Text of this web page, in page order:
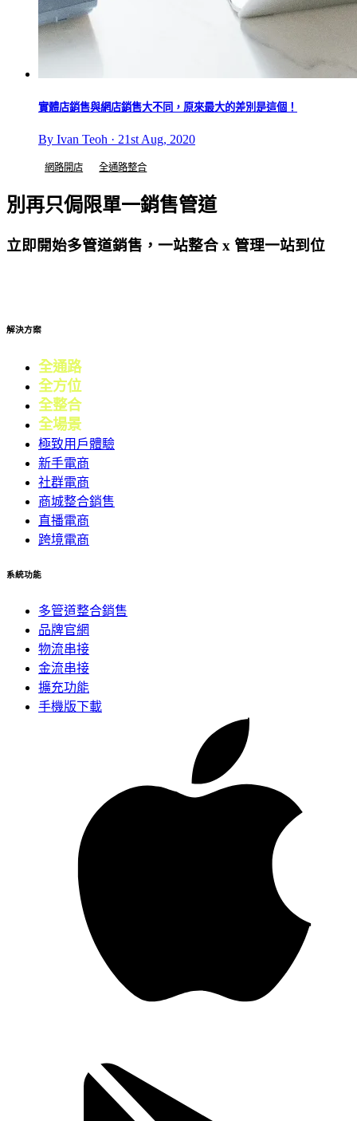
實體店銷售與網店銷售大不同，原來最大的差別是這個！
By Ivan Teoh · 21st Aug, 2020
網路開店 全通路整合
別再只侷限單一銷售管道
立即開始多管道銷售，一站整合 x 管理一站到位
解決方案
全通路電商
全方位零售
全整合行銷
全場景
極致用戶體驗
新手電商
社群電商
商城整合銷售
直播電商
跨境電商
系統功能
多管道整合銷售
品牌官網
物流串接
金流串接
擴充功能
手機版下載